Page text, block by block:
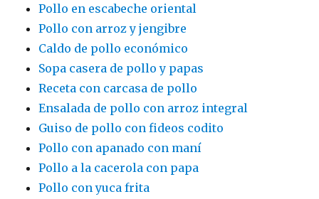
Pollo en escabeche oriental
Pollo con arroz y jengibre
Caldo de pollo económico
Sopa casera de pollo y papas
Receta con carcasa de pollo
Ensalada de pollo con arroz integral
Guiso de pollo con fideos codito
Pollo con apanado con maní
Pollo a la cacerola con papa
Pollo con yuca frita